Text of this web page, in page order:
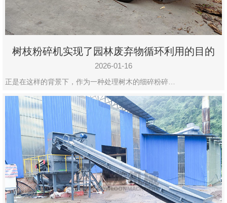
树枝粉碎机实现了园林废弃物循环利用的目的
2026-01-16
正是在这样的背景下，作为一种处理树木的细碎粉碎…